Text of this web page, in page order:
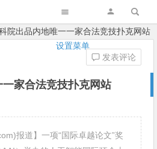
设置菜单
院出品内地唯一一家合法竞技扑克网站
家合法竞技扑克网站
发表评论
报道】一项“国际卓越论文”奖